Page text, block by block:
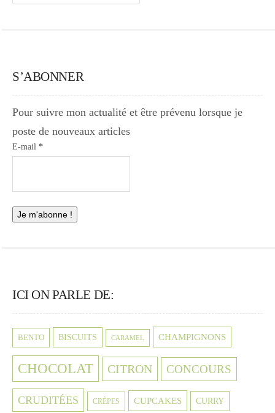
S’ABONNER
Pour suivre mon actualité et être prévenu lorsque je
poste de nouveaux articles
E-mail *
ICI ON PARLE DE:
BENTO BISCUITS CARAMEL CHAMPIGNONS
CHOCOLAT CITRON CONCOURS
CRUDITÉES CRÈPES CUPCAKES CURRY